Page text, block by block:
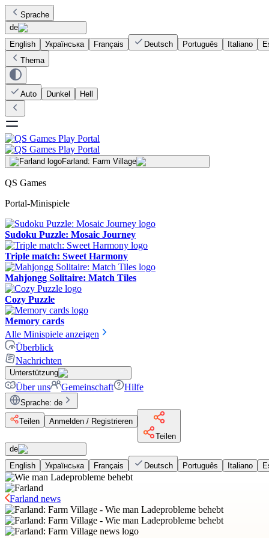
Sprache
de
English
Українська Français Deutsch Português Italiano
Thema
Auto Dunkel Hell
Farland: Farm Village
QS Games
Portal-Minispiele
Sudoku Puzzle: Mosaic Journey
Triple match: Sweet Harmony
Mahjongg Solitaire: Match Tiles
Cozy Puzzle
Memory cards
Alle Minispiele anzeigen
Überblick
Nachrichten
Unterstützung
Über uns Gemeinschaft Hilfe
Sprache: de
Teilen
Anmelden / Registrieren
Teilen
de
English
Українська Français Deutsch Português Italiano
Farland news